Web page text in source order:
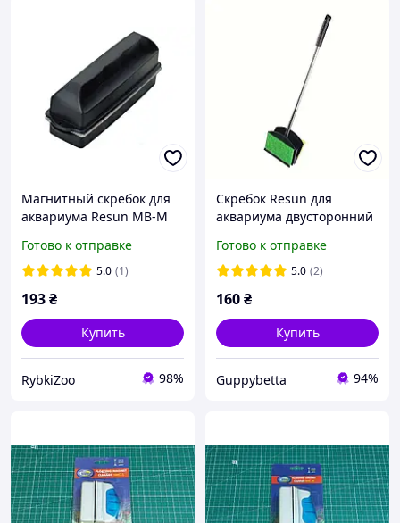
Магнитный скребок для
аквариума Resun MB-M
Готово к отправке
5.0 (1)
193₴
Купить
RybkiZoo 98%
Скребок Resun для
аквариума двусторонний
Готово к отправке
5.0 (2)
160₴
Купить
Guppybetta 94%